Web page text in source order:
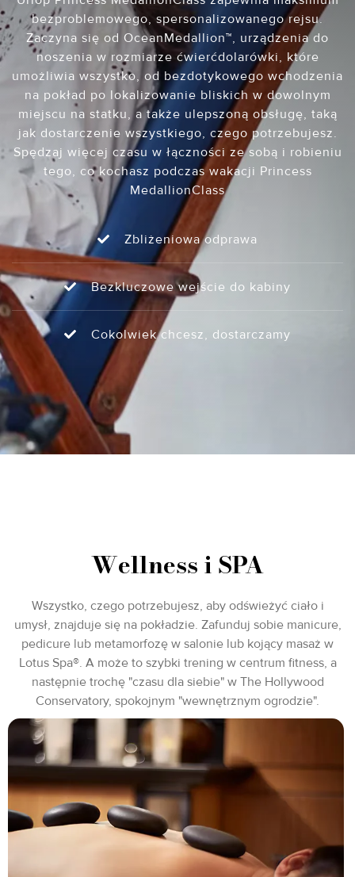
bezproblemowego, spersonalizowanego rejsu.
Zaczyna się od OceanMedallion™, urządzenia do
noszenia w rozmiarze ćwierćdolarówki, które
umożliwia wszystko, od bezdotykowego wchodzenia
na pokład po lokalizowanie bliskich w dowolnym
miejscu na statku, a także ulepszoną obsługę, taką
jak dostarczenie wszystkiego, czego potrzebujesz.
Spędzaj więcej czasu w łączności ze sobą i robieniu
tego, co kochasz podczas wakacji Princess
MedallionClass
Zbliżeniowa odprawa
Bezkluczowe wejście do kabiny
Cokolwiek chcesz, dostarczamy
Wellness i SPA
Wszystko, czego potrzebujesz, aby odświeżyć ciało i
umysł, znajduje się na pokładzie. Zafunduj sobie manicure,
pedicure lub metamorfozę w salonie lub kojący masaż w
Lotus Spa®. A może to szybki trening w centrum fitness, a
następnie trochę "czasu dla siebie" w The Hollywood
Conservatory, spokojnym "wewnętrznym ogrodzie".